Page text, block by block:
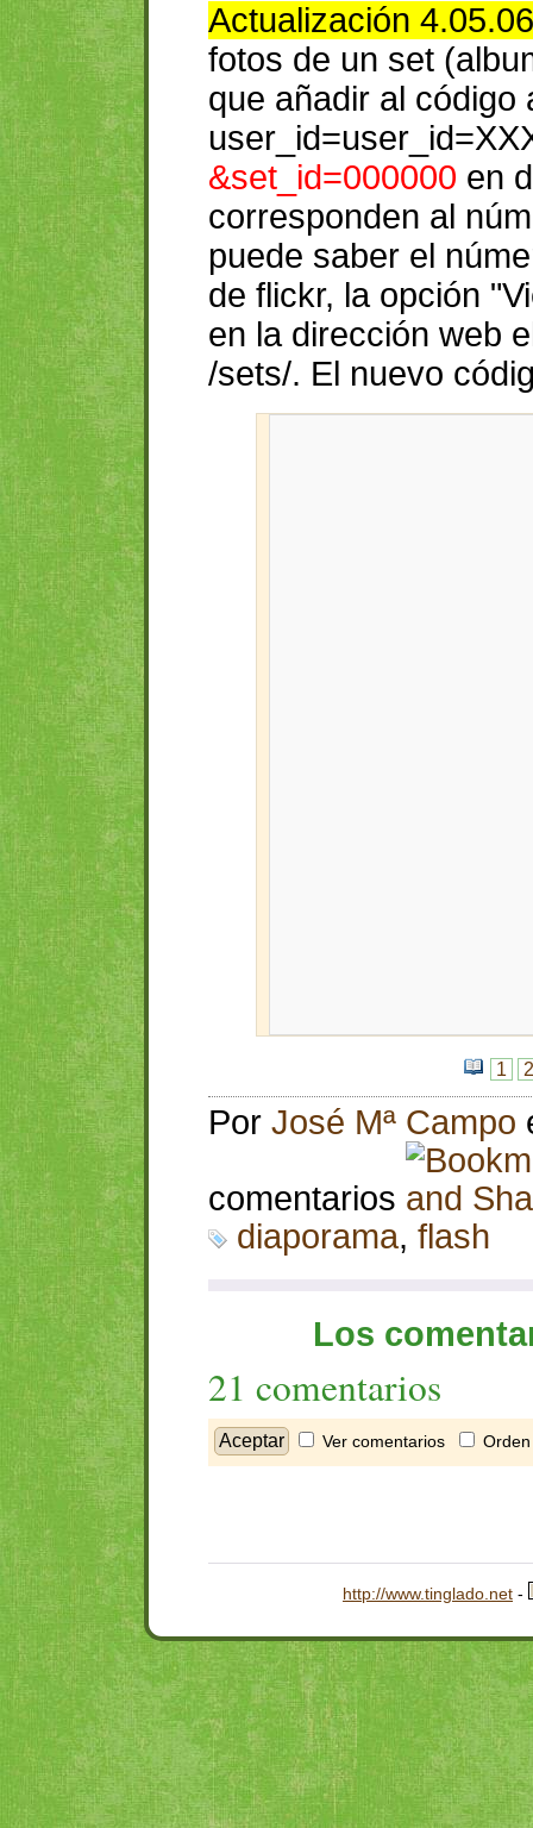
Actualización 4.05.06
fotos de un set
que añadir al
&set_id=000000 en
corresponden al
puede saber el
de flickr, la opción
en la dirección web
/sets/. El nuevo
1
Por José Mª Campo
comentarios
diaporama, flash
Los
21 comentarios
Ver comentarios
http://www.tinglado.net -